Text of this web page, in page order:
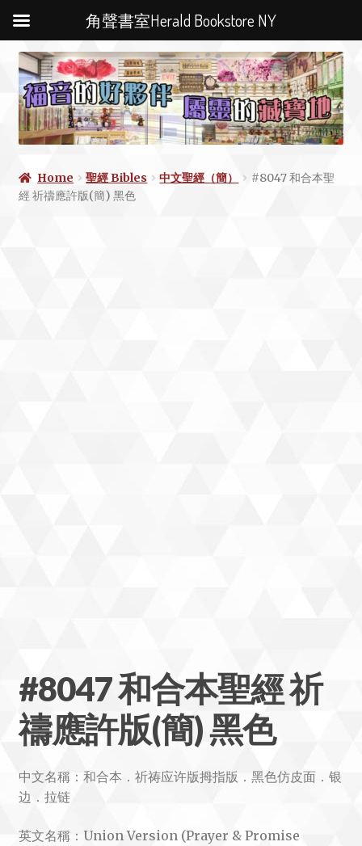
Home 聖經 Bibles 中文聖經（簡）
#8047 和合本聖
經 祈禱應許版(簡) 黑色
#8047 和合本聖經 祈
禱應許版(簡) 黑色
中文名稱：和合本．祈祷应许版拇指版．黑色仿皮面．银
边．拉链
英文名稱：Union Version (Prayer & Promise
角聲書室Herald Bookstore NY